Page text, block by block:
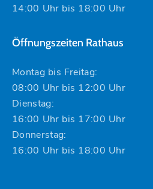
14:00 Uhr bis 18:00 Uhr
Öffnungszeiten Rathaus
Montag bis Freitag:
08:00 Uhr bis 12:00 Uhr
Dienstag:
16:00 Uhr bis 17:00 Uhr
Donnerstag:
16:00 Uhr bis 18:00 Uhr